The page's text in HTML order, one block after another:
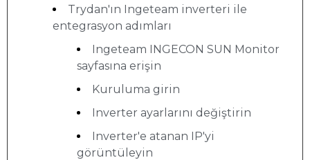
Trydan'ın Ingeteam inverteri ile
entegrasyon adımları
Ingeteam INGECON SUN Monitor
sayfasına erişin
Kuruluma girin
Inverter ayarlarını değiştirin
Inverter'e atanan IP'yi
görüntüleyin